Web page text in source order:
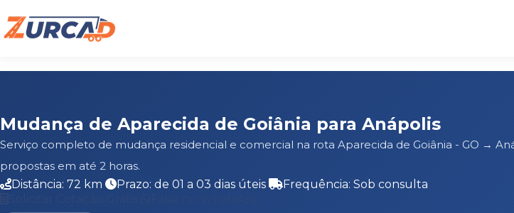
Mudança de Aparecida de Goiânia para Anápolis
Serviço completo de mudança residencial e comercial na rota Aparecida de Goiânia - GO →
propostas em até 2 horas.
Distância: 72 km
Prazo: de 01 a 03 dias úteis
Frequência: Sob consulta